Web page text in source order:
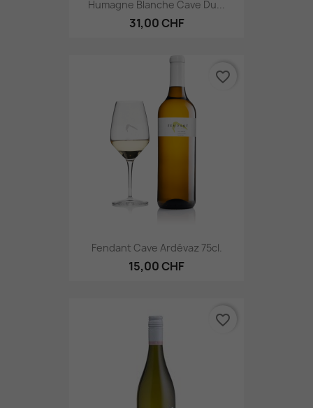
Humagne Blanche Cave Du...
31,00 CHF
Fendant Cave Ardévaz 75cl.
15,00 CHF
favorite_border
favorite_border